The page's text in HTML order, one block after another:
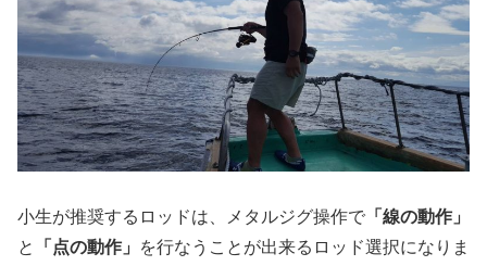
小生が推奨するロッドは、メタルジグ操作で 「線の動作」
と
「点の動作」
を行なうことが出来るロッド選択になりま